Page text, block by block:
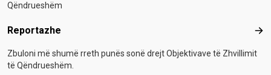
Qëndrueshëm
Reportazhe
Zbuloni më shumë rreth punës sonë drejt Objektivave të Zhvillimit
të Qëndrueshëm.